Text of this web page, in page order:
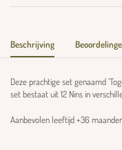
Beschrijving
Deze prachtige set genaamd
set bestaat uit 12 Nins in
Aanbevolen leeftijd +36